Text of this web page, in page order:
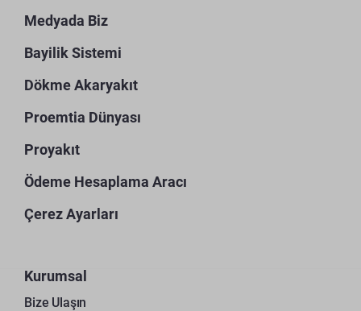
Medyada Biz
Bayilik Sistemi
Dökme Akaryakıt
Proemtia Dünyası
Proyakıt
Ödeme Hesaplama Aracı
Çerez Ayarları
Kurumsal
Bize Ulaşın